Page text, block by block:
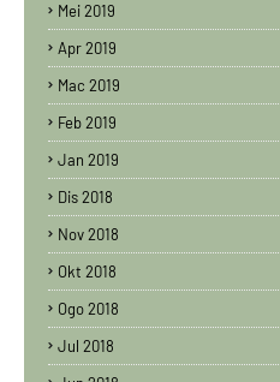
Mei 2019
Apr 2019
Mac 2019
Feb 2019
Jan 2019
Dis 2018
Nov 2018
Okt 2018
Ogo 2018
Jul 2018